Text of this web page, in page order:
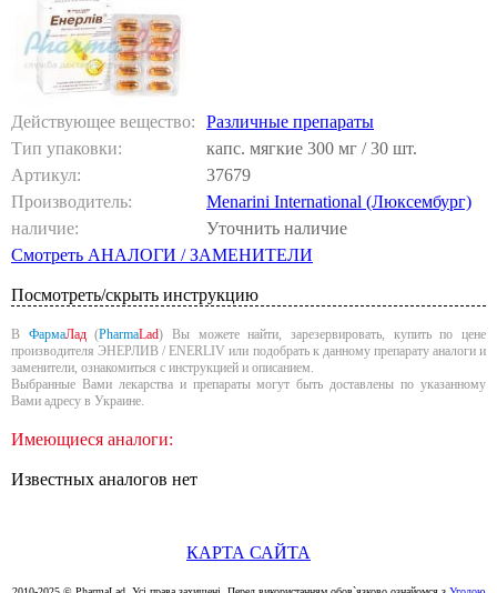
Действующее вещество:
Различные препараты
Тип упаковки:
капс. мягкие 300 мг / 30 шт.
Артикул:
37679
Производитель:
Menarini International (Люксембург)
наличие:
Уточнить наличие
Смотреть АНАЛОГИ / ЗАМЕНИТЕЛИ
Посмотреть/скрыть инструкцию
В ФармаЛад(PharmaLad) Вы можете найти, зарезервировать, купить по цене
производителя ЭНЕРЛИВ / ENERLIV или подобрать к данному препарату аналоги и
заменители, ознакомиться с инструкцией и описанием.
Выбранные Вами лекарства и препараты могут быть доставлены по указанному
Вами адресу в Украине.
Имеющиеся аналоги:
Известных аналогов нет
КАРТА САЙТА